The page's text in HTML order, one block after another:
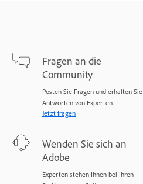
Fragen an die
Community
Posten Sie Fragen und erhalten Sie
Antworten von Experten.
Jetzt fragen
Wenden Sie sich an
Adobe
Experten stehen Ihnen bei Ihren